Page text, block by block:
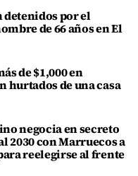
detenidos por el
de 66 años en El
de $1,000 en
hurtados de una casa
negocia en secreto
2030 con Marruecos a
reelegirse al frente